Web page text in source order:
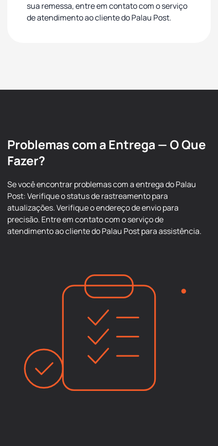
sua remessa, entre em contato com o serviço
de atendimento ao cliente do Palau Post.
Problemas com a Entrega — O Que
Fazer?
Se você encontrar problemas com a entrega do Palau
Post: Verifique o status de rastreamento para
atualizações. Verifique o endereço de envio para
precisão. Entre em contato com o serviço de
atendimento ao cliente do Palau Post para assistência.